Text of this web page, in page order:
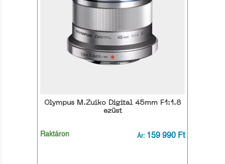
Olympus M.Zuiko Digital 45mm F1:1.8
ezüst
Raktáron Ár: 159 990 Ft